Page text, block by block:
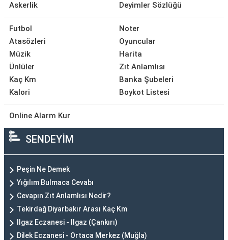
Askerlik
Deyimler Sözlüğü
Futbol
Atasözleri
Müzik
Ünlüler
Kaç Km
Kalori
Noter
Oyuncular
Harita
Zıt Anlamlısı
Banka Şubeleri
Boykot Listesi
Online Alarm Kur
SENDEYİM
Peşin Ne Demek
Yığılım Bulmaca Cevabı
Cevapın Zıt Anlamlısı Nedir?
Tekirdağ Diyarbakır Arası Kaç Km
Ilgaz Eczanesi - Ilgaz (Çankırı)
Dilek Eczanesi - Ortaca Merkez (Muğla)